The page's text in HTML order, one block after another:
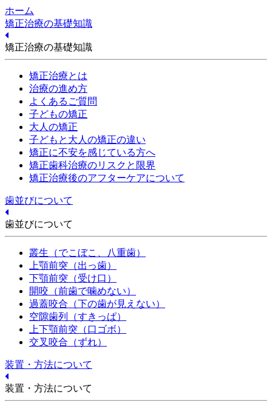
ホーム
矯正治療の基礎知識
矯正治療の基礎知識
矯正治療とは
治療の進め方
よくあるご質問
子どもの矯正
大人の矯正
子どもと大人の矯正の違い
矯正に不安を感じている方へ
矯正歯科治療のリスクと限界
矯正治療後のアフターケアについて
歯並びについて
歯並びについて
叢生（でこぼこ、八重歯）
上顎前突（出っ歯）
下顎前突（受け口）
開咬（前歯で噛めない）
過蓋咬合（下の歯が見えない）
空隙歯列（すきっぱ）
上下顎前突（口ゴボ）
交叉咬合（ずれ）
装置・方法について
装置・方法について